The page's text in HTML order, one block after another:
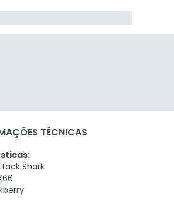
TÉCNICAS
Shark